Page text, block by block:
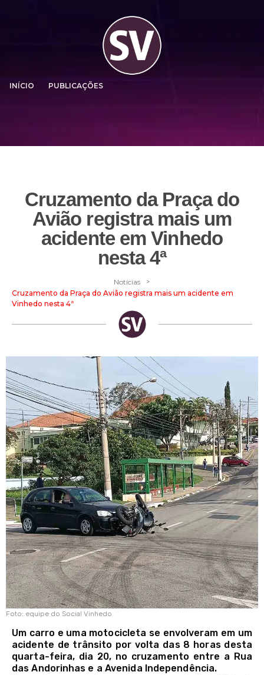
INÍCIO PUBLICAÇÕES
Cruzamento da Praça do
Avião registra mais um
acidente em Vinhedo
nesta 4ª
Notícias >
Cruzamento da Praça do Avião registra mais um acidente em
Vinhedo nesta 4ª
Foto: equipe do Social Vinhedo
Um carro e uma motocicleta se envolveram em um
acidente de trânsito por volta das 8 horas desta
quarta-feira, dia 20, no cruzamento entre a Rua
das Andorinhas e a Avenida Independência.